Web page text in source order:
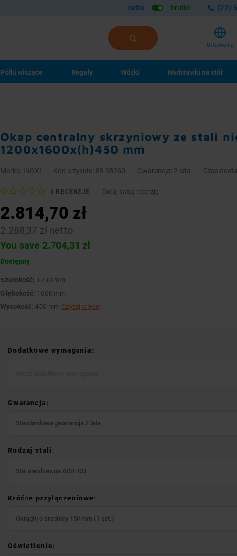
netto brutto (22)
Ustawienia
Półki wiszące Regały Wózki Nadstawki na stół
Okap centralny skrzyniowy ze stali
1200x1600x(h)450 mm
Marka: INOXI Kod artykułu: 89-38260 Gwarancja: 2 lata Czas
0 RECENZJE Dodaj swoją recenzję
2.814,70 zł
2.288,37 zł netto
You save 2.704,31 zł
Dostępny
Szerokość: 1200 mm
Głębokość: 1600 mm
Wysokość: 450 mm Czytaj więcej
Dodatkowe wymagania:
Gwarancja:
Standardowa gwarancja 2 lata
Rodzaj stali:
Stal nierdzewna AISI 403
Króćce przyłączeniowe:
Okrągły o średnicy 150 mm (1 szt.)
Oświetlenie: